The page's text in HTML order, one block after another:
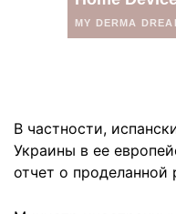
В частности,
Украины в ее
отчет о проделанной